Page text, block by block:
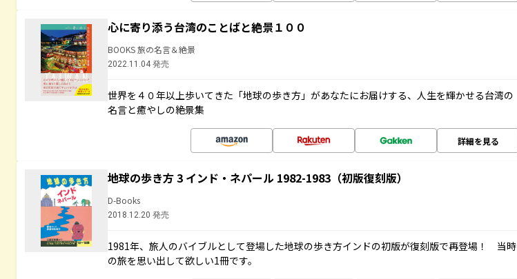
心に寄り添う台湾のことばと絶景１００
BOOKS 旅の名言＆絶景
2022.11.04 発売
世界を４０年以上歩いてきた「地球の歩き方」があなたにお届けする、人生を輝かせる台湾の
名言と癒やしの絶景集
詳細を見る
地球の歩き方 3 インド・ネパール 1982-1983（初版復刻版）
D-Books
2018.12.20 発売
1981年、旅人のバイブルとして登場した地球の歩き方インドの初版が復刻版で再登場！ 当時
の旅を思い出して欲しい1冊です。